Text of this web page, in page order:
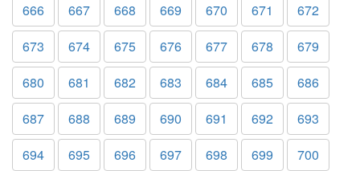
666
667 668 669 670 671
672
673
674 675 676 677 678
679
680
681 682 683 684 685
686
687
688 689 690 691 692
693
694
695 696 697 698 699
700